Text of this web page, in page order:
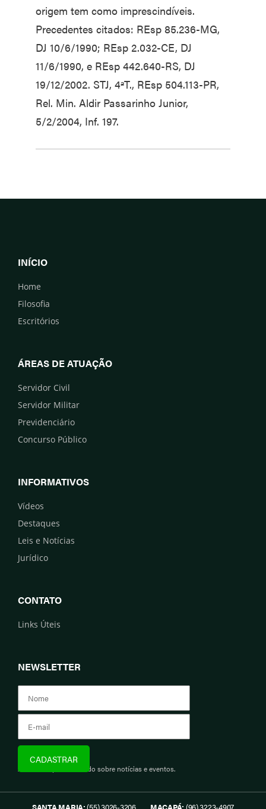
origem tem como imprescindíveis.
Precedentes citados: REsp 85.236-MG,
DJ 10/6/1990; REsp 2.032-CE, DJ
11/6/1990, e REsp 442.640-RS, DJ
19/12/2002. STJ, 4ªT., REsp 504.113-PR,
Rel. Min. Aldir Passarinho Junior,
5/2/2004, Inf. 197.
INÍCIO
Home
Filosofia
Escritórios
ÁREAS DE ATUAÇÃO
Servidor Civil
Servidor Militar
Previdenciário
Concurso Público
INFORMATIVOS
Vídeos
Destaques
Leis e Notícias
Jurídico
CONTATO
Links Úteis
NEWSLETTER
Assine e fique informado sobre notícias e eventos.